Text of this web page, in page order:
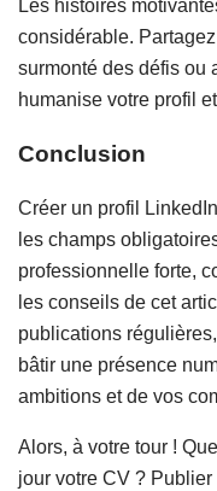
Les histoires
considérable.
surmonté des défis ou
humanise votre profil
Conclusion
Créer un profil
les champs
professionnelle forte,
les conseils de cet
publications
bâtir une présence
ambitions et de vos
Alors, à votre tour !
jour votre CV ?